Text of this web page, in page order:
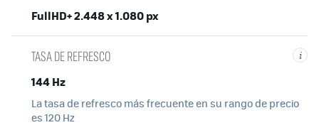
FullHD+ 2.448 x 1.080 px
i
TASA DE REFRESCO
144 Hz
La tasa de refresco más frecuente en su rango de precio
es 120 Hz